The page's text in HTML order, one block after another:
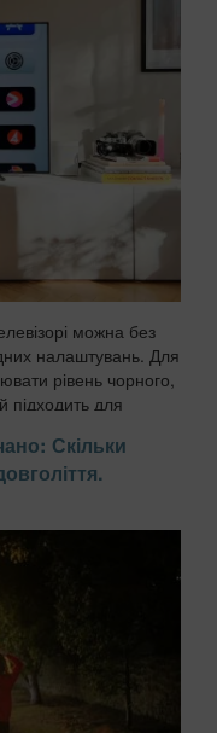
можна без
налаштувань. Для
рівень чорного,
підходить для
Скільки